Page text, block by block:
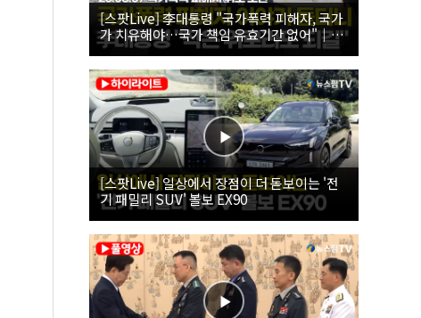
[스팟Live] 李대통령 "국가폭력 피해자, 국가
가 치유해야…국가 책임 유효기간 없어"｜
26.08.07 국가폭력 피해자 위로 오찬
[스팟Live] 일상에서 장점이 더 돋보이는 '전
기 패밀리 SUV' 볼보 EX90